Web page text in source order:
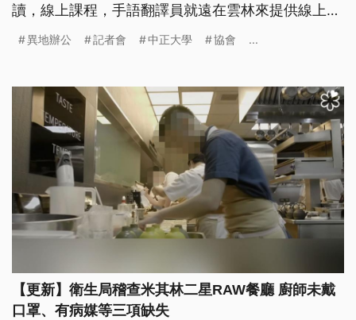
讀，線上課程，手語翻譯員就遠在雲林來提供線上翻
員，其實人是在台北錄影，再把畫面合成送到網路
多數選擇不戴口罩，不過如何兼顧防疫？宜蘭縣的防
疫記者會翻譯員不到現場，而是遠在台北
異地辦公 記者會 中正大學 協會 ...
【更新】衛生局稽查米其林二星RAW餐廳 廚師未戴
口罩、有病媒等三項缺失